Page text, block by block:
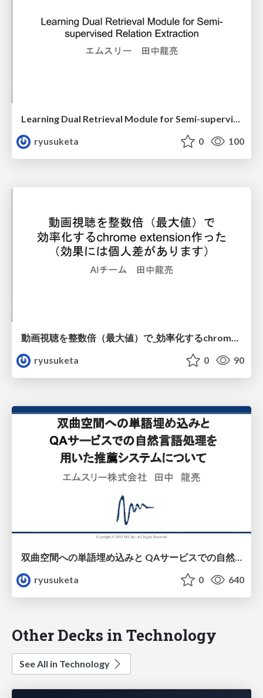
Learning Dual Retrieval Module for Semi-supervised Relation Extractionの紹介
ryusuketa
0 100
動画視聴を整数倍（最大値）で_効率化するchrome extension作った
ryusuketa
0 90
双曲空間への単語埋め込みと QAサービスでの自然言語処理を 用いた推薦システムについて
ryusuketa
0 640
Other Decks in Technology
See All in Technology